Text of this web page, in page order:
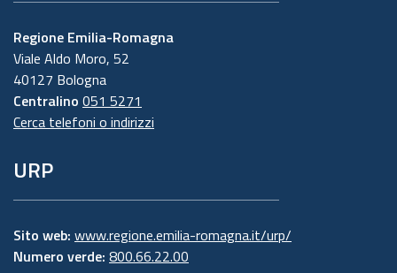
Regione Emilia-Romagna
Viale Aldo Moro, 52
40127 Bologna
Centralino 051 5271
Cerca telefoni o indirizzi
URP
Sito web: www.regione.emilia-romagna.it/urp/
Numero verde: 800.66.22.00